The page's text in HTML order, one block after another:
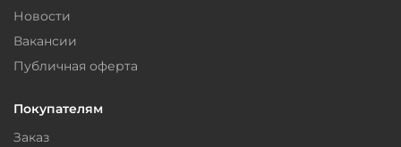
Новости
Вакансии
Публичная оферта
Покупателям
Заказ